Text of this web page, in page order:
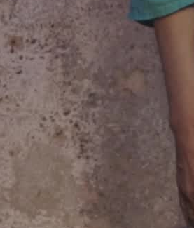
seiner Programme liegt auf
Körpersprache und scheinbar
regelmäßig für Staunen und
Zauberkunst wurde Thomas bereits